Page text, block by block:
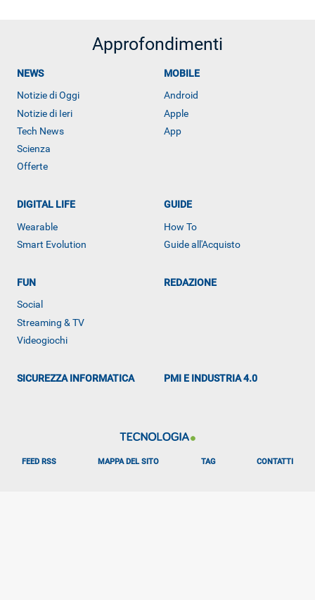
ALTRO
Approfondimenti
NEWS
Notizie di Oggi
Notizie di Ieri
Tech News
Scienza
Offerte
MOBILE
Android
Apple
App
DIGITAL LIFE
Wearable
Smart Evolution
GUIDE
How To
Guide all'Acquisto
FUN
Social
Streaming & TV
Videogiochi
REDAZIONE
SICUREZZA INFORMATICA PMI E INDUSTRIA 4.0
FEED RSS MAPPA DEL SITO TAG CONTATTI